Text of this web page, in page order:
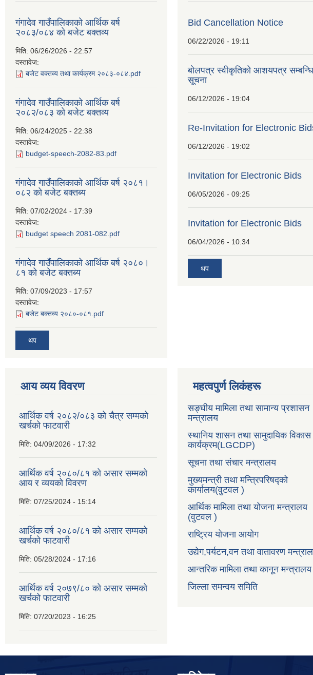
गंगादेव गाउँपालिकाको आर्थिक बर्ष
२०८३/०८४ को बजेट बक्तव्य
मिति: 06/26/2026 - 22:57
दस्तावेज:
बजेट वक्तव्य तथा कार्यक्रम २०८३-०८४.pdf
गंगादेव गाउँपालिकाको आर्थिक बर्ष
२०८२/०८३ को बजेट बक्तव्य
मिति: 06/24/2025 - 22:38
दस्तावेज:
budget-speech-2082-83.pdf
गंगादेव गाउँपालिकाको आर्थिक बर्ष २०८१।
०८२ को बजेट बक्तब्य
मिति: 07/02/2024 - 17:39
दस्तावेज:
budget speech 2081-082.pdf
गंगादेव गाउँपालिकाको आर्थिक बर्ष २०८०।
८१ को बजेट बक्तब्य
मिति: 07/09/2023 - 17:57
दस्तावेज:
बजेट बक्तव्य २०८०-०८१.pdf
थप
Bid Cancellation Notice
06/22/2026 - 19:11
बोलपत्र स्वीकृतिको आशयपत्र सम्बन्धि
सूचना
06/12/2026 - 19:04
Re-Invitation for Electronic
06/12/2026 - 19:02
Invitation for Electronic Bids
06/05/2026 - 09:25
Invitation for Electronic Bids
06/04/2026 - 10:34
थप
आय व्यय विवरण
आर्थिक वर्ष २०८२/०८३ को चैत्र सम्मको
खर्चको फाटवारी
मिति: 04/09/2026 - 17:32
आर्थिक वर्ष २०८०/८१ को असार सम्मको
आय र व्ययको विवरण
मिति: 07/25/2024 - 15:14
आर्थिक वर्ष २०८०/८१ को असार सम्मको
खर्चको फाटवारी
मिति: 05/28/2024 - 17:16
आर्थिक वर्ष २०७९/८० को असार सम्मको
खर्चको फाटवारी
मिति: 07/20/2023 - 16:25
महत्वपुर्ण लिकंहरू
सङ्घीय मामिला तथा सामान्य प्रशासन
मन्त्रालय
स्थानिय शासन तथा सामुदायिक विकास
कार्यक्रम(LGCDP)
सूचना तथा संचार मन्त्रालय
मुख्यमन्त्री तथा मन्त्रिपरिषद्को
कार्यालय(वुटवल )
आर्थिक मामिला तथा योजना मन्त्रालय
(वुटवल )
राष्ट्रिय योजना आयोग
उद्येग,पर्यटन,वन तथा वातावरण
आन्तरिक मामिला तथा कानून मन्त्रालय
जिल्ला समन्वय समिति